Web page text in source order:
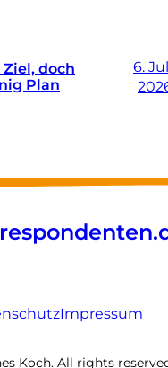
Ziel, doch
Plan
6.
Impressum
Koch. All rights